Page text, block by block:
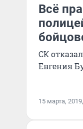
Всё
СК
Евгения
15 марта,